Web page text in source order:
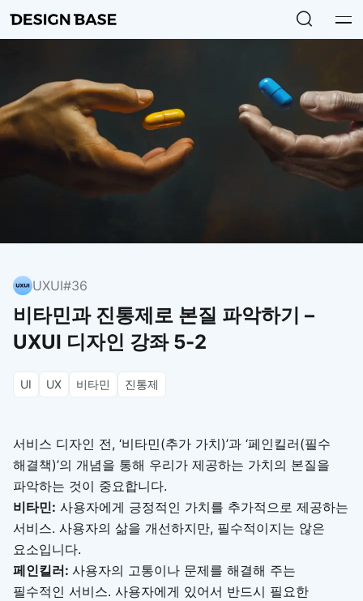
UXUI#36
비타민과 진통제로 본질 파악하기 –
UXUI 디자인 강좌 5-2
UI UX 비타민 진통제
서비스 디자인 전, ‘비타민(추가 가치)’과 ‘페인킬러(필수
해결책)’의 개념을 통해 우리가 제공하는 가치의 본질을
파악하는 것이 중요합니다.
비타민: 사용자에게 긍정적인 가치를 추가적으로 제공하는
서비스. 사용자의 삶을 개선하지만, 필수적이지는 않은
요소입니다.
페인킬러: 사용자의 고통이나 문제를 해결해 주는
필수적인 서비스. 사용자에게 있어서 반드시 필요한